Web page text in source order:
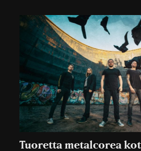
Tuoretta metalcorea